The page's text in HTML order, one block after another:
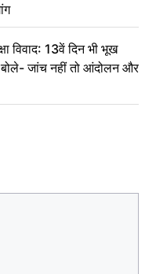
विवाद: 13वें दिन भी भूख
बोले- जांच नहीं तो आंदोलन और